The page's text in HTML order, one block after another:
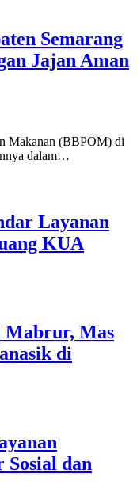
Semarang
Jajan Aman
Makanan (BBPOM) di
dalam…
Layanan
KUA
Mabrur, Mas
di
dan